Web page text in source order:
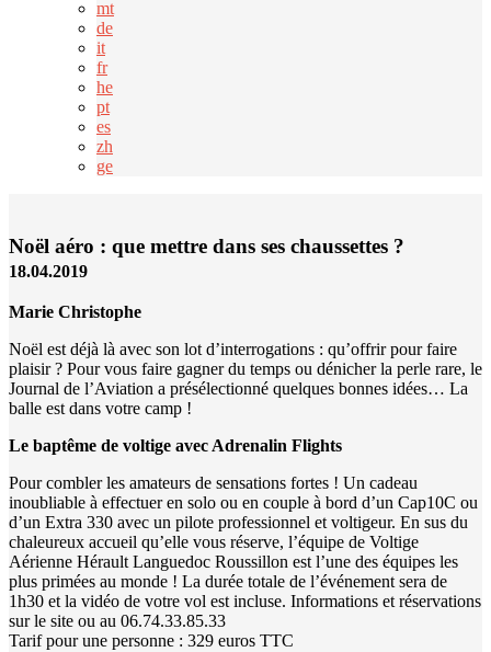
mt
de
it
fr
he
pt
es
zh
ge
Noël aéro : que mettre dans ses chaussettes ?
18.04.2019
Marie Christophe
Noël est déjà là avec son lot d’interrogations : qu’offrir pour faire
plaisir ? Pour vous faire gagner du temps ou dénicher la perle rare, le
Journal de l’Aviation a présélectionné quelques bonnes idées… La
balle est dans votre camp !
Le baptême de voltige avec Adrenalin Flights
Pour combler les amateurs de sensations fortes ! Un cadeau
inoubliable à effectuer en solo ou en couple à bord d’un Cap10C ou
d’un Extra 330 avec un pilote professionnel et voltigeur. En sus du
chaleureux accueil qu’elle vous réserve, l’équipe de Voltige
Aérienne Hérault Languedoc Roussillon est l’une des équipes les
plus primées au monde ! La durée totale de l’événement sera de
1h30 et la vidéo de votre vol est incluse. Informations et réservations
sur le site ou au 06.74.33.85.33
Tarif pour une personne : 329 euros TTC